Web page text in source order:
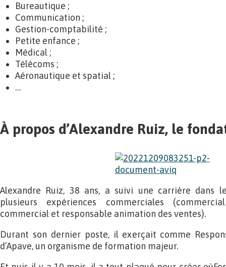
Bureautique ;
Communication ;
Gestion-comptabilité ;
Petite enfance ;
Médical ;
Télécoms ;
Aéronautique et spatial ;
…
À propos d’Alexandre Ruiz, le
Alexandre Ruiz, 38 ans, a suivi une carrière dans
plusieurs expériences commerciales
commercial et responsable animation des ventes).
Durant son dernier poste, il exerçait comme
d’Apave, un organisme de formation majeur.